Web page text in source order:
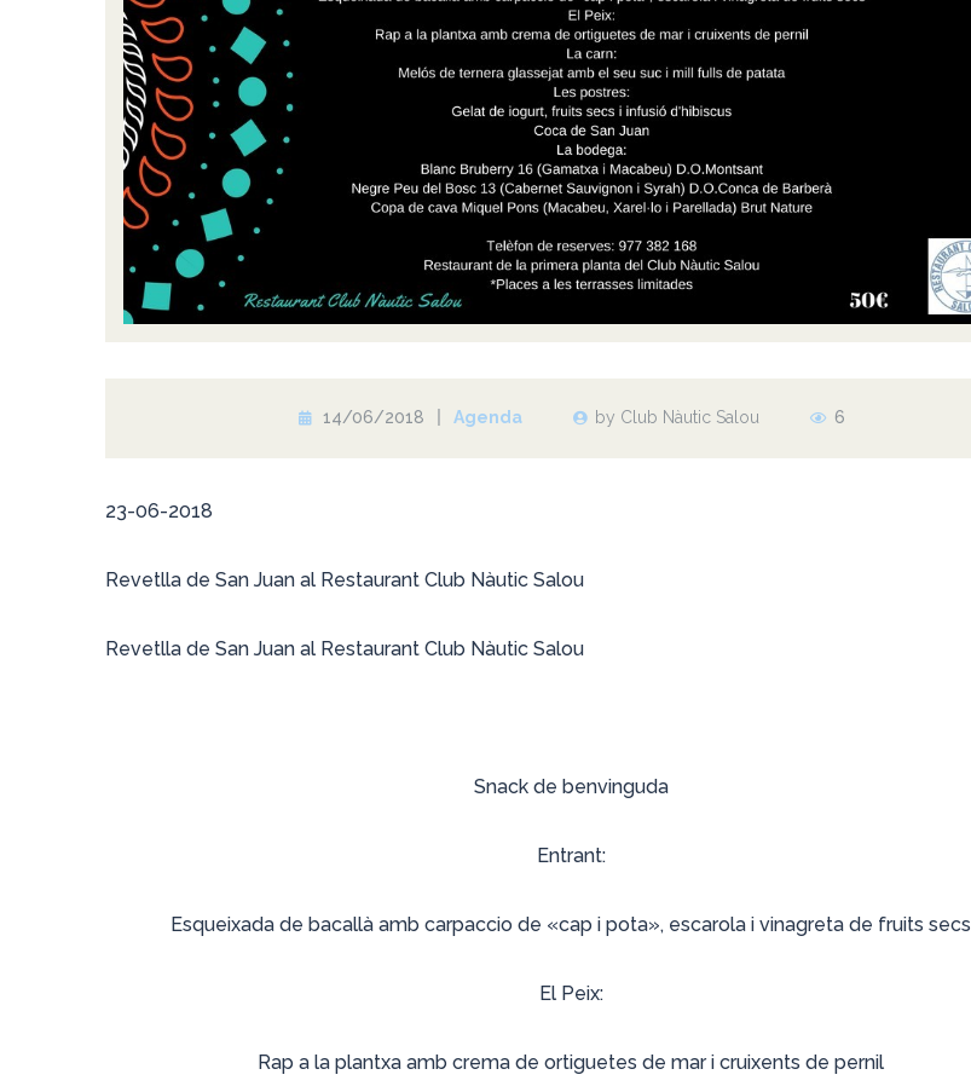
14/06/2018 Agenda by Club Nàutic Salou 6
23-06-2018
Revetlla de San Juan al Restaurant Club Nàutic Salou
Revetlla de San Juan al Restaurant Club Nàutic Salou
Snack de benvinguda
Entrant:
Esqueixada de bacallà amb carpaccio de «cap i pota», escarola i vinagreta de fruits secs
El Peix:
Rap a la plantxa amb crema de ortiguetes de mar i cruixents de pernil